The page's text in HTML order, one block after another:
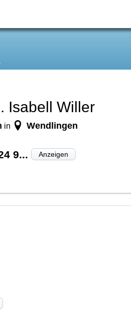
Isabell Willer
in Wendlingen
9... Anzeigen